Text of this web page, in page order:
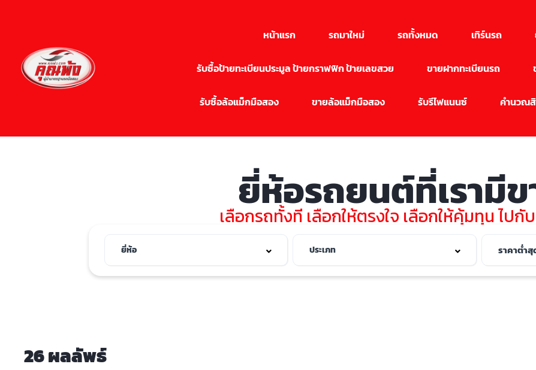
หน้าแรก รถมาใหม่ รถทั้งหมด เทิร์นรถ
รับซื้อป้ายทะเบียนประมูล ป้ายกราฟฟิก ป้ายเลขสวย ขายฝากทะเบียนรถ
รับซื้อล้อแม็กมือสอง ขายล้อแม็กมือสอง รับรีไฟแนนซ์ คำนวณ
ยี่ห้อรถยนต์ที่เรามี
เลือกรถทั้งที เลือกให้ตรงใจ เลือกให้คุ้มทุน ไป
26 ผลลัพธ์